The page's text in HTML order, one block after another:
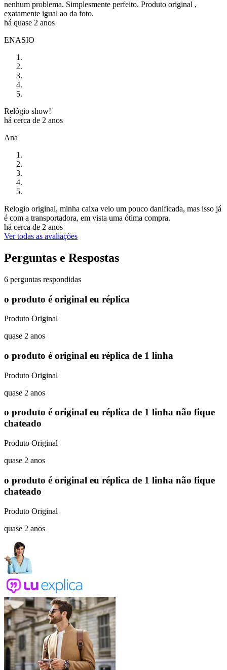
nenhum problema. Simplesmente perfeito. Produto original ,
exatamente igual ao da foto.
há quase 2 anos
ENASIO
Relógio show!
há cerca de 2 anos
Ana
Relogio original, minha caixa veio um pouco danificada, mas isso já
é com a transportadora, em vista uma ótima compra.
há cerca de 2 anos
Ver todas as avaliações
Perguntas e Respostas
6 perguntas respondidas
o produto é original eu réplica
Produto Original
quase 2 anos
o produto é original eu réplica de 1 linha
Produto Original
quase 2 anos
o produto é original eu réplica de 1 linha não fique
chateado
Produto Original
quase 2 anos
o produto é original eu réplica de 1 linha não fique
chateado
Produto Original
quase 2 anos